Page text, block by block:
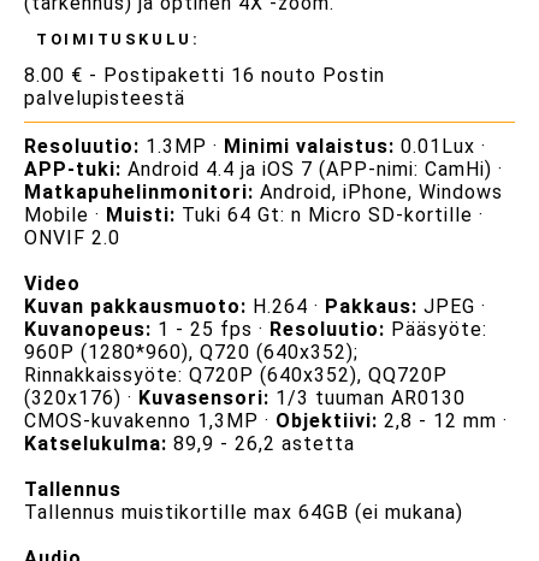
TOIMITUSKULU:
8.00 € - Postipaketti 16 nouto Postin
palvelupisteestä
Resoluutio: 1.3MP · Minimi valaistus: 0.01Lux ·
APP-tuki: Android 4.4 ja iOS 7 (APP-nimi: CamHi) ·
Matkapuhelinmonitori: Android, iPhone, Windows
Mobile · Muisti: Tuki 64 Gt: n Micro SD-kortille ·
ONVIF 2.0
Video
Kuvan pakkausmuoto: H.264 · Pakkaus: JPEG ·
Kuvanopeus: 1 - 25 fps · Resoluutio: Pääsyöte:
960P (1280*960), Q720 (640x352);
Rinnakkaissyöte: Q720P (640x352), QQ720P
(320x176) · Kuvasensori: 1/3 tuuman AR0130
CMOS-kuvakenno 1,3MP · Objektiivi: 2,8 - 12 mm ·
Katselukulma: 89,9 - 26,2 astetta
Tallennus
Tallennus muistikortille max 64GB (ei mukana)